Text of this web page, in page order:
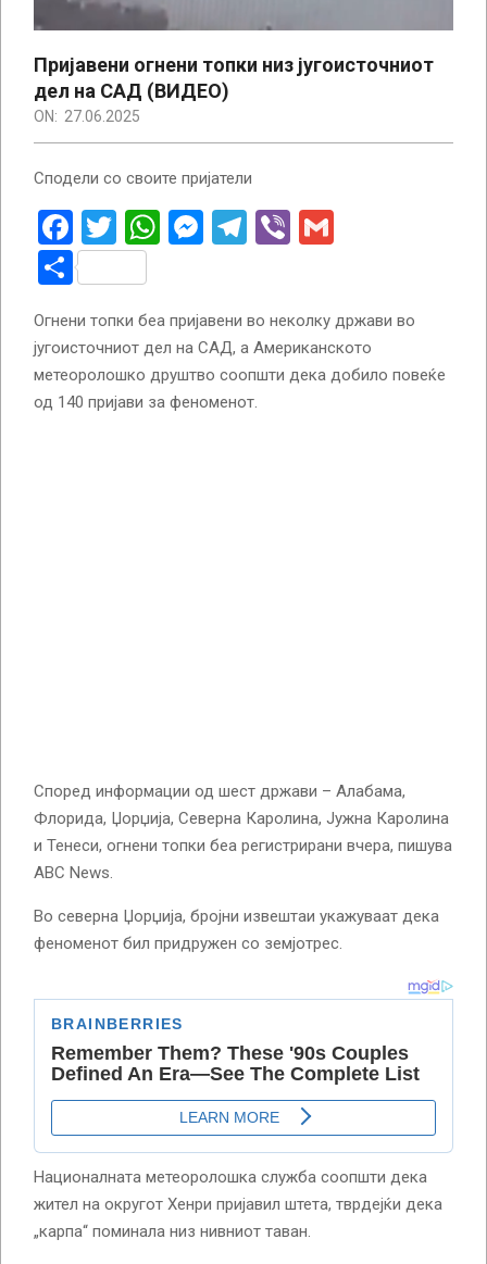
Пријавени огнени топки низ југоисточниот
дел на САД (ВИДЕО)
ON: 27.06.2025
Сподели со своите пријатели
Facebook
Twitter
WhatsApp
Messenger
Telegram
Viber
Share
Огнени топки беа пријавени во неколку држави во
југоисточниот дел на САД, а Американското
метеоролошко друштво соопшти дека добило повеќе
од 140 пријави за феноменот.
Според информации од шест држави – Алабама,
Флорида, Џорџија, Северна Каролина, Јужна Каролина
и Тенеси, огнени топки беа регистрирани вчера, пишува
ABC News.
Во северна Џорџија, бројни извештаи укажуваат дека
феноменот бил придружен со земјотрес.
Националната метеоролошка служба соопшти дека
жител на округот Хенри пријавил штета, тврдејќи дека
„карпа“ поминала низ нивниот таван.